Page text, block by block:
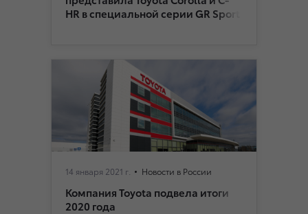
HR в специальной серии GR Sport
14 января 2021 г. Новости в России
Компания Toyota подвела итоги
2020 года